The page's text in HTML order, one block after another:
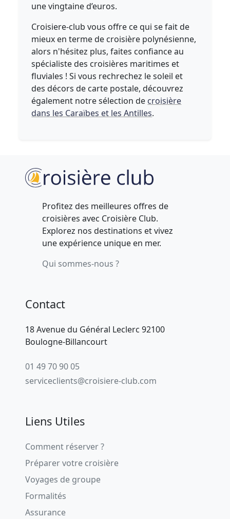
une vingtaine d’euros.
Croisiere-club vous offre ce qui se fait de
mieux en terme de croisière polynésienne,
alors n'hésitez plus, faites confiance au
spécialiste des croisières maritimes et
fluviales ! Si vous rechrechez le soleil et
des décors de carte postale, découvrez
également notre sélection de croisière
dans les Caraïbes et les Antilles.
Profitez des meilleures offres de
croisières avec Croisière Club.
Explorez nos destinations et vivez
une expérience unique en mer.
Qui sommes-nous ?
Contact
18 Avenue du Général Leclerc 92100
Boulogne-Billancourt
01 49 70 90 05
serviceclients@croisiere-club.com
Liens Utiles
Comment réserver ?
Préparer votre croisière
Voyages de groupe
Formalités
Assurance